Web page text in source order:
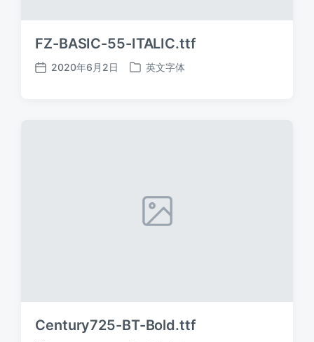
FZ-BASIC-55-ITALIC.ttf
发
2020年6月2日
发
英文字体
Century725-BT-Bold.ttf